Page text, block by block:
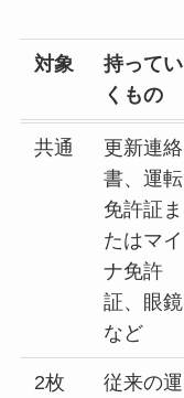
対象
持ってい
くもの
共通
更新連絡
書、運転
免許証ま
たはマイ
ナ免許
証、眼鏡
など
2枚
従来の運